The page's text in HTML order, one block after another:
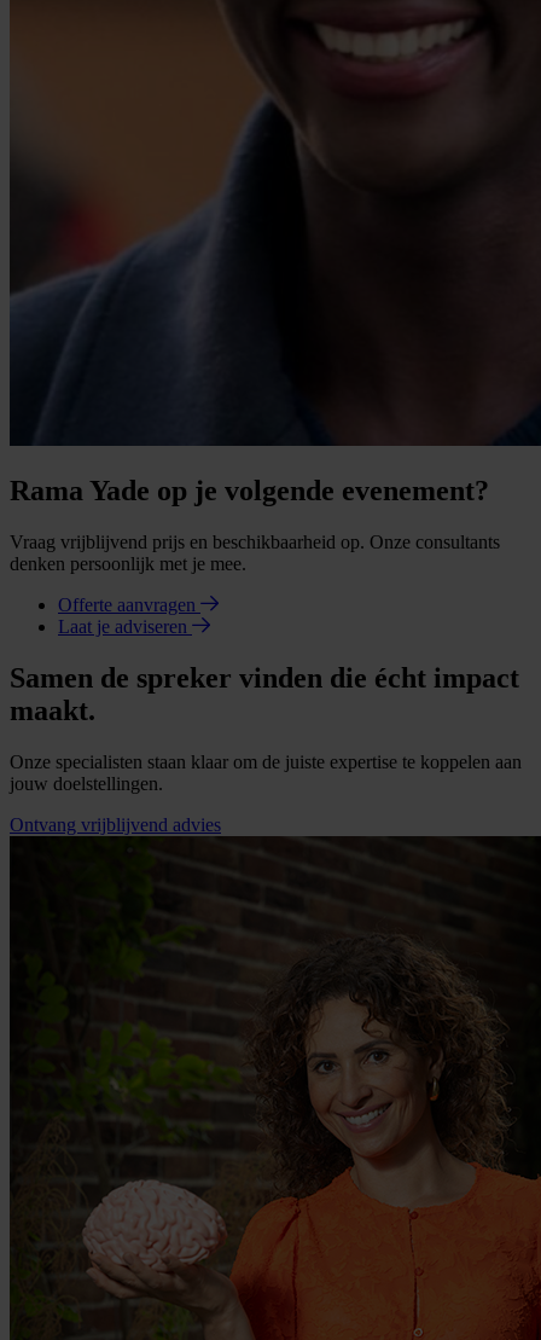
Rama Yade op je volgende evenement?
Vraag vrijblijvend prijs en beschikbaarheid op. Onze consultants
denken persoonlijk met je mee.
Offerte aanvragen
Laat je adviseren
Samen de spreker vinden die écht impact
maakt.
Onze specialisten staan klaar om de juiste expertise te koppelen aan
jouw doelstellingen.
Ontvang vrijblijvend advies